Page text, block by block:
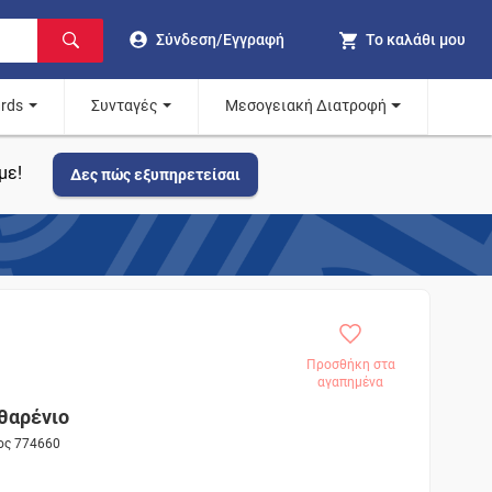
Σύνδεση/Εγγραφή Το καλάθι μου
Συνταγές Μεσογειακή Διατροφή
Δες πώς εξυπηρετείσαι
Προσθήκη στα
αγαπημένα
774660